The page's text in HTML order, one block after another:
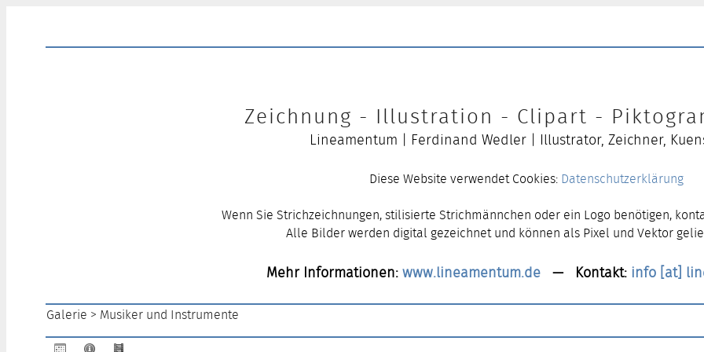
Zeichnung - Illustration - Clipart -
Lineamentum | Ferdinand Wedler | Illustrator, Zeichner,
Diese Website verwendet Cookies: Datenschutzerklärung
Wenn Sie Strichzeichnungen, stilisierte Strichmännchen oder ein Logo benötigen,
Alle Bilder werden digital gezeichnet und können als Pixel und Vektor
Mehr Informationen:www.lineamentum.de— Kontakt: info [at]
Galerie > Musiker und Instrumente